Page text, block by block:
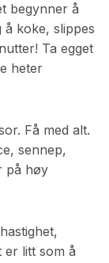
begynner å
koke, slippes
Ta egget
heter
Få med alt.
sennep,
på høy
er litt som å